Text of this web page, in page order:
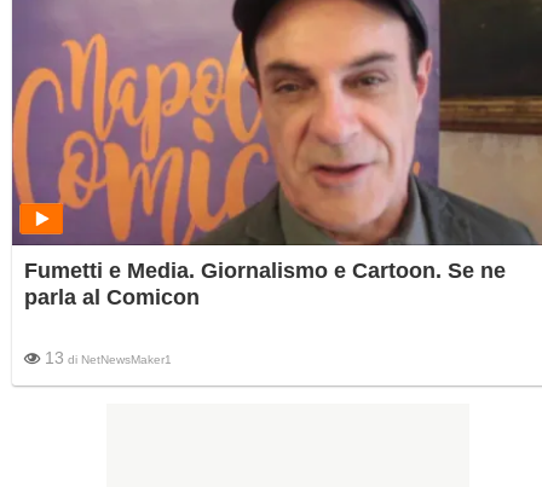
Fumetti e Media. Giornalismo e Cartoon. Se ne
parla al Comicon
13 di NetNewsMaker1